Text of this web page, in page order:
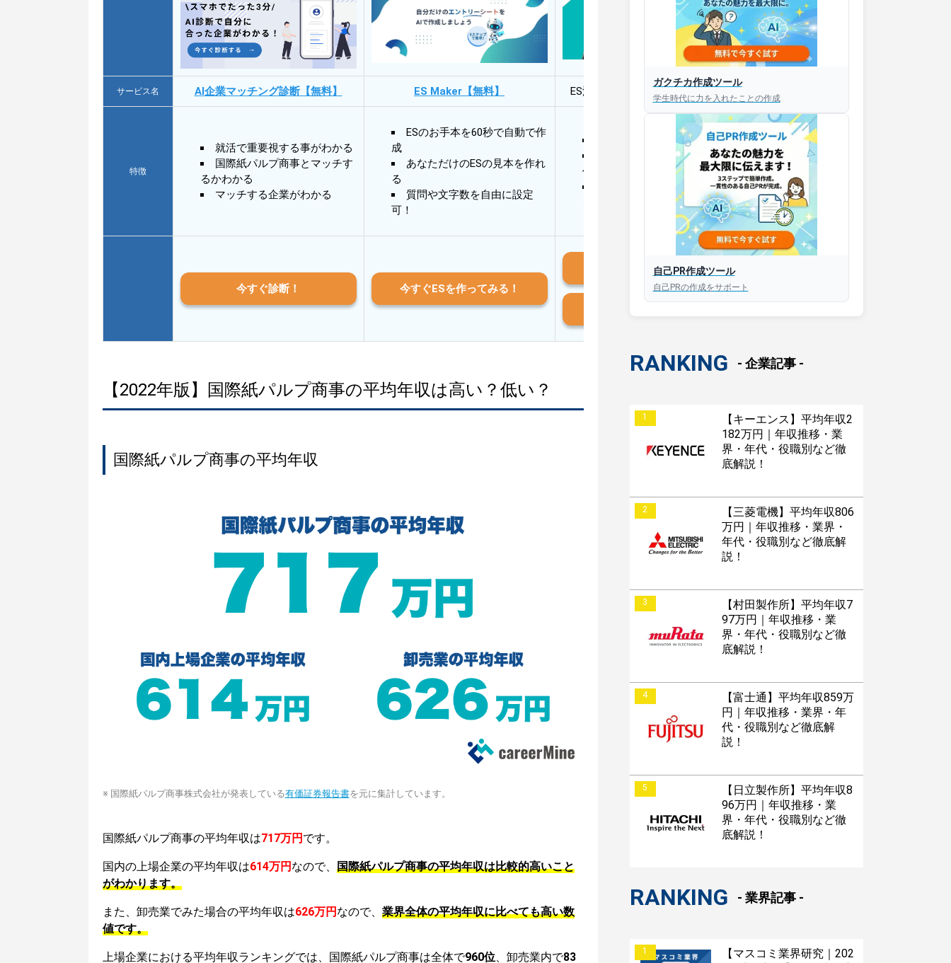
サービス名 AI企業マッチング診断【無料】 ES Maker【無料】 ES添削・面接対策アプリ【無料】
特徴
就活で重要視する事がわかる
国際紙パルプ商事とマッチす
るかわかる
マッチする企業がわかる
ESのお手本を60秒で自動で作
成
あなただけのESの見本を作れ
る
質問や文字数を自由に設定
可！
30秒以内にあなたのESを添削
30秒以内にあなただけのESを
作成
AIと対話して面接練習ができ
今すぐ診断！ 今すぐESを作ってみる！
iOS版はこちら
【2022年版】国際紙パルプ商事の平均年収は高い？低い？
国際紙パルプ商事の平均年収
※ 国際紙パルプ商事株式会社が発表している有価証券報告書を元に集計しています。
国際紙パルプ商事の平均年収は717万円 です。
国内の上場企業の平均年収は614万円 なので、 国際紙パルプ商事の平均年収は比較的高いこと
がわかります。
また、卸売業でみた場合の平均年収は626万円 なので、 業界全体の平均年収に比べても高い数
値です。
上場企業における平均年収ランキングでは、国際紙パルプ商事は全体で960位、卸売業内で83
ガクチカ作成ツール
学生時代に力を入れたことの作成
自己PR作成ツール
自己PRの作成をサポート
RANKING - 企業記事 -
1
【キーエンス】平均年収2
182万円｜年収推移・業
界・年代・役職別など徹
底解説！
2
【三菱電機】平均年収806
万円｜年収推移・業界・
年代・役職別など徹底解
説！
3
【村田製作所】平均年収7
97万円｜年収推移・業
界・年代・役職別など徹
底解説！
4
【富士通】平均年収859万
円｜年収推移・業界・年
代・役職別など徹底解
説！
5
【日立製作所】平均年収8
96万円｜年収推移・業
界・年代・役職別など徹
底解説！
RANKING - 業界記事 -
1
【マスコミ業界研究｜202